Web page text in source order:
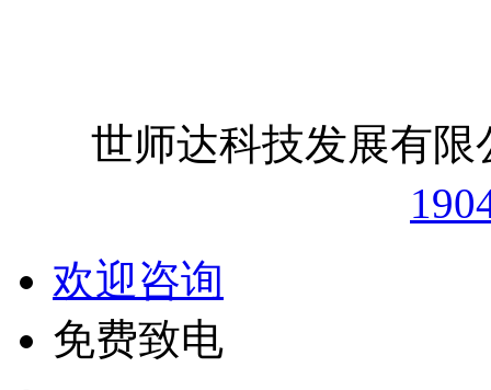
世师达科技发展
欢迎咨询
免费致电